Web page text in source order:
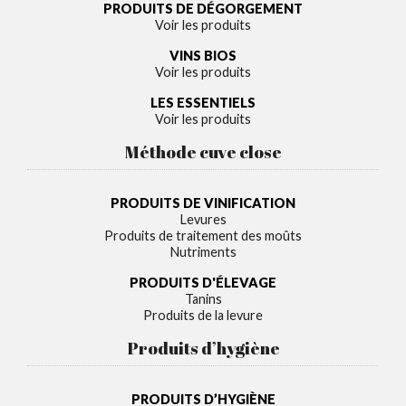
PRODUITS DE DÉGORGEMENT
Voir les produits
VINS BIOS
Voir les produits
LES ESSENTIELS
Voir les produits
Méthode cuve close
PRODUITS DE VINIFICATION
Levures
Produits de traitement des moûts
Nutriments
PRODUITS D'ÉLEVAGE
Tanins
Produits de la levure
Produits d’hygiène
PRODUITS D’HYGIÈNE